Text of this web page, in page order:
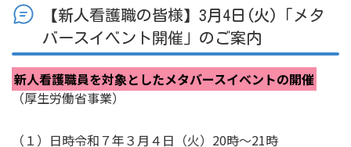
【新人看護職の皆様】3月4日(火)「メタ
バースイベント開催」のご案内
新人看護職員を対象としたメタバースイベントの開催
（厚生労働省事業）
（１）日時令和７年３月４日（火）20時～21時